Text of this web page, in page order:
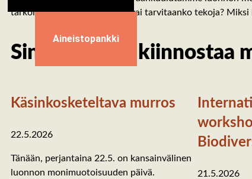
Aineistopankki
tarkoittaa? Riittääkö asenne, vai tarvitaanko tekoja?
Sinua saattaa kiinnostaa
Käsinkosketeltava murros
22.5.2026
Tänään, perjantaina 22.5. on kansainvälinen
luonnon monimuotoisuuden päivä.
21.5.2026